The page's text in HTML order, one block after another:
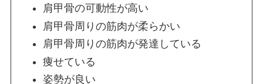
肩甲骨の可動性が高い
肩甲骨周りの筋肉が柔らかい
肩甲骨周りの筋肉が発達している
痩せている
姿勢が良い